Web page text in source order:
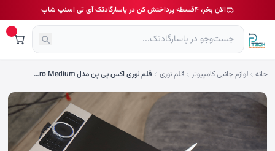
الان بخر، ۴قسطه پرداختش کن در پاسارگادتک آی تی اسنپ شاپ
خانه لوازم جانبی کامپیوتر قلم نوری قلم نوری اکس پی پن مدل Deco Pro Medium